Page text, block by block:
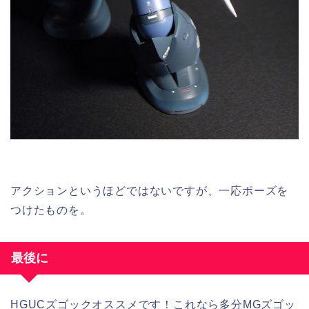
アクションというほどではないですが、一応ポーズを
つけたものを。
最後に
HGUCズゴックオススメです！これなら多分MGズゴッ